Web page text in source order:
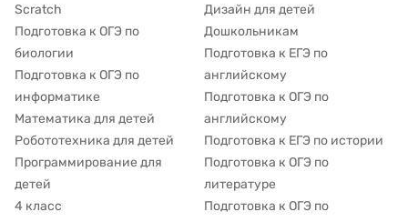
Scratch
Подготовка к ОГЭ по
биологии
Подготовка к ОГЭ по
информатике
Математика для детей
Робототехника для детей
Программирование для
детей
4 класс
Дизайн для детей
Дошкольникам
Подготовка к ЕГЭ по
английскому
Подготовка к ОГЭ по
английскому
Подготовка к ЕГЭ по истории
Подготовка к ОГЭ по
литературе
Подготовка к ОГЭ по